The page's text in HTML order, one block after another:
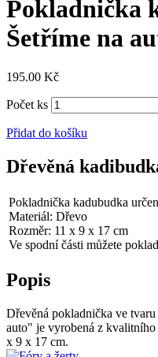
Pokladnička
Šetříme na
195.00 Kč
Počet ks
Přidat do košíku
Dřevěná
Pokladnička kadubudka
Materiál: Dřevo
Rozměr: 11 x 9 x 17 cm
Ve spodní části můžete
Popis
Dřevěná pokladnička ve
auto" je vyrobená z kvalitního
x 9 x 17 cm.